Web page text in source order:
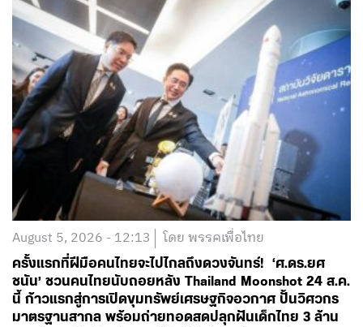
August 5, 2026 - 12:13 โดย พรรคเพื่อไทย
ครั้งแรกที่ฝีมือคนไทยจะไปไกลถึงดวงจันทร์! ‘ศ.ดร.ยศ
ชนัน’ ชวนคนไทยนับถอยหลัง Thailand Moonshot 24 ส.ค.
นี้ ก้าวแรกสู่การเปิดขุมทรัพย์เศรษฐกิจอวกาศ ปั้นวิศวกร
มาตรฐานสากล พร้อมถ่ายทอดสดปลุกฝันเด็กไทย 3 ล้าน